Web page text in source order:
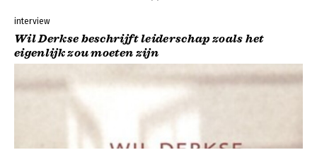
interview
Wil Derkse beschrijft leiderschap zoals het
eigenlijk zou moeten zijn